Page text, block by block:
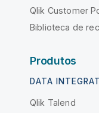
Qlik Customer
Biblioteca de
Produtos
DATA
Qlik Talend